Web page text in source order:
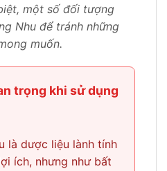
một số đối tượng
Nhu để tránh những
muốn.
trọng khi sử dụng
là dược liệu lành tính
ích, nhưng như bất